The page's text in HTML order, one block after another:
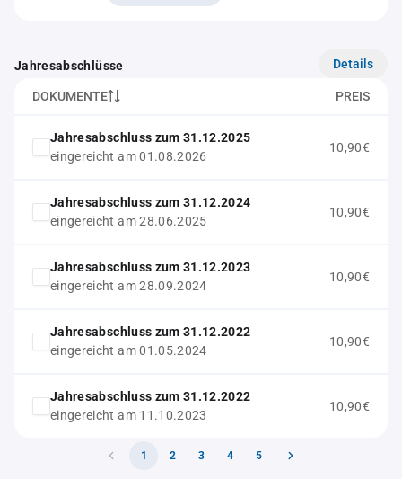
Jahresabschlüsse Details
DOKUMENTE PREIS
Jahresabschluss zum 31.12.2025
eingereicht am 01.08.2026
10,90€
Jahresabschluss zum 31.12.2024
eingereicht am 28.06.2025
10,90€
Jahresabschluss zum 31.12.2023
eingereicht am 28.09.2024
10,90€
Jahresabschluss zum 31.12.2022
eingereicht am 01.05.2024
10,90€
Jahresabschluss zum 31.12.2022
eingereicht am 11.10.2023
10,90€
1 2 3 4 5